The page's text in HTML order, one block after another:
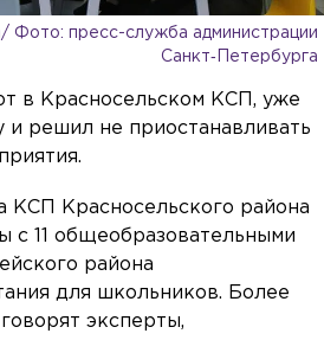
Фото: пресс-служба администрации
Санкт‑Петербурга
в Красносельском КСП, уже
и решил не приостанавливать
КСП Красносельского района
с 11 общеобразовательными
района
для школьников. Более
эксперты,